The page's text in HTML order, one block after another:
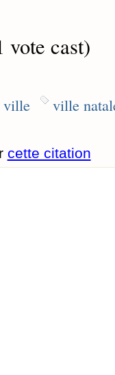
vote cast)
ville ville
cette citation